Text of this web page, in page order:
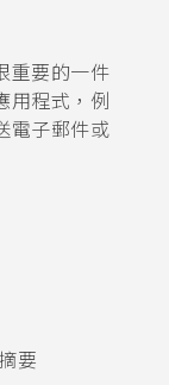
重要的一件
用程式，例
電子郵件或
要